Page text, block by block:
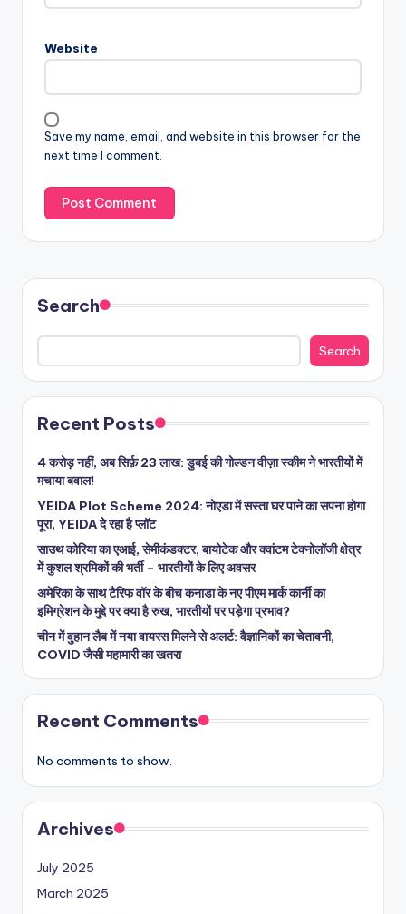
Website
Save my name, email, and website in this browser for the
next time I comment.
Search
Search
Recent Posts
4 करोड़ नहीं, अब सिर्फ़ 23 लाख: डुबई की गोल्डन वीज़ा स्कीम ने भारतीयों में
मचाया बवाल!
YEIDA Plot Scheme 2024: नोएडा में सस्ता घर पाने का सपना होगा
पूरा, YEIDA दे रहा है प्लॉट
साउथ कोरिया का एआई, सेमीकंडक्टर, बायोटेक और क्वांटम टेक्नोलॉजी क्षेत्र
में कुशल श्रमिकों की भर्ती – भारतीयों के लिए अवसर
अमेरिका के साथ टैरिफ वॉर के बीच कनाडा के नए पीएम मार्क कार्नी का
इमिग्रेशन के मुद्दे पर क्या है रुख, भारतीयों पर पड़ेगा प्रभाव?
चीन में वुहान लैब में नया वायरस मिलने से अलर्ट: वैज्ञानिकों का चेतावनी,
COVID जैसी महामारी का खतरा
Recent Comments
No comments to show.
Archives
July 2025
March 2025